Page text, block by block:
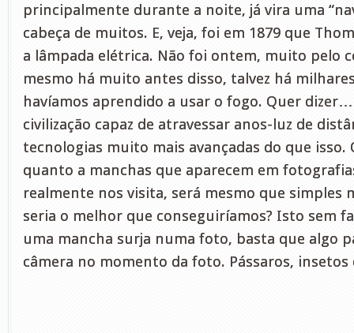
principalmente durante a noite, já vira uma
cabeça de muitos. E, veja, foi em 1879 que
a lâmpada elétrica. Não foi ontem, muito pelo
mesmo há muito antes disso, talvez há
havíamos aprendido a usar o fogo. Quer dizer…
civilização capaz de atravessar anos-luz de
tecnologias muito mais avançadas do que isso.
quanto a manchas que aparecem em
realmente nos visita, será mesmo que simples
seria o melhor que conseguiríamos? Isto sem
uma mancha surja numa foto, basta que algo
câmera no momento da foto. Pássaros,